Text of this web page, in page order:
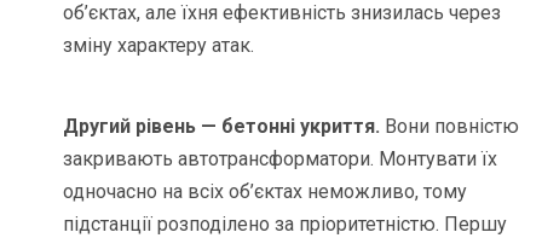
об’єктах, але їхня ефективність знизилась через
зміну характеру атак.
Другий рівень — бетонні укриття. Вони повністю
закривають автотрансформатори. Монтувати їх
одночасно на всіх об’єктах неможливо, тому
підстанції розподілено за пріоритетністю. Першу